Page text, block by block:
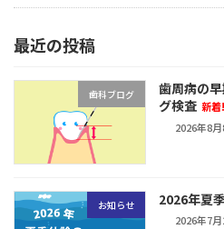
最近の投稿
歯科ブログ
歯周病の
グ検査 新
2026年8
お知らせ 2026年夏
2026年7